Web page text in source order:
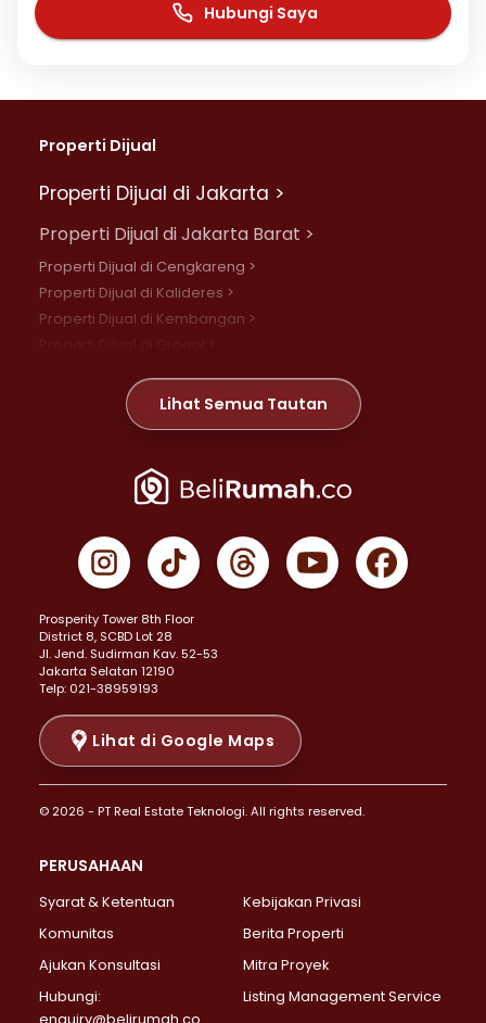
Hubungi Saya
Properti Dijual
Properti Dijual di Jakarta >
Properti Dijual di Jakarta Barat >
Properti Dijual di Cengkareng >
Properti Dijual di Kalideres >
Properti Dijual di Kembangan >
Properti Dijual di Meruya >
Properti Dijual di Jelambar >
Properti Dijual di Jakarta Pusat >
Properti Dijual di Gambir >
Properti Dijual di Johar Baru >
Properti Dijual di Menteng >
Properti Dijual di Senen >
Properti Dijual di Tanah Abang >
Properti Dijual di Cikini >
Properti Dijual di Kramat >
Properti Dijual di Pasar Baru >
Properti Dijual di Bendungan Hilir >
Properti Dijual di Jakarta Selatan >
Properti Dijual di Lebak Bulus >
Properti Dijual di Gandaria Selatan >
Properti Dijual di Pondok Labu >
Properti Dijual di Lenteng Agung >
Lihat Semua Tautan
Prosperity Tower 8th Floor
District 8, SCBD Lot 28
JI. Jend. Sudirman Kav. 52-53
Jakarta Selatan 12190
Telp: 021-38959193
Lihat di Google Maps
© 2026 - PT Real Estate Teknologi. All rights reserved.
PERUSAHAAN
Syarat & Ketentuan
Kebijakan Privasi
Komunitas
Berita Properti
Ajukan Konsultasi
Mitra Proyek
Hubungi:
enquiry@belirumah.co
Listing Management Service